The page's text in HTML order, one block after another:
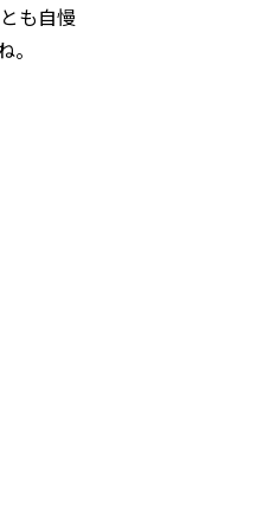
も自慢